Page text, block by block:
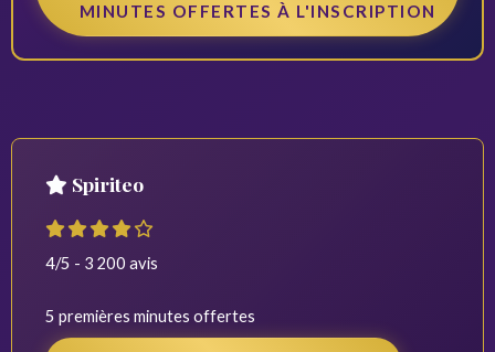
MINUTES OFFERTES À L'INSCRIPTION
Spiriteo
4/5 - 3 200 avis
5 premières minutes offertes